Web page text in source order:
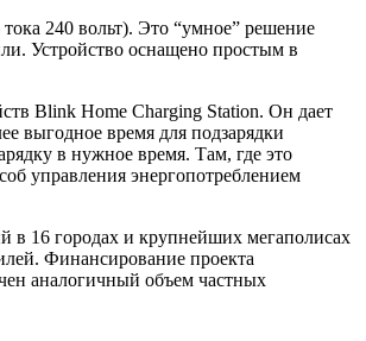
240 вольт). Это “умное” решение
Устройство оснащено простым в
Blink Home Charging Station. Он дает
выгодное время для подзарядки
в нужное время. Там, где это
управления энергопотреблением
в 16 городах и крупнейших мегаполисах
Финансирование проекта
аналогичный объем частных